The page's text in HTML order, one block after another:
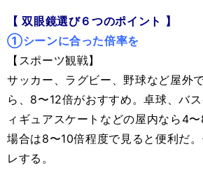
【 双眼鏡選び６つのポイント 】
①シーンに合った倍率を
【スポーツ観戦】
サッカー、ラグビー、野球など屋外
ら、8〜12倍がおすすめ。卓球、バ
ィギュアスケートなどの屋内なら4
場合は8〜10倍程度で見ると便利だ
レする。